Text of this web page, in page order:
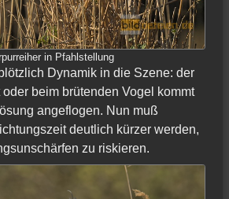
in Pfahlstellung
Dynamik in die Szene: der
oder beim brütenden Vogel kommt
angeflogen. Nun muß
deutlich kürzer werden,
zu riskieren.